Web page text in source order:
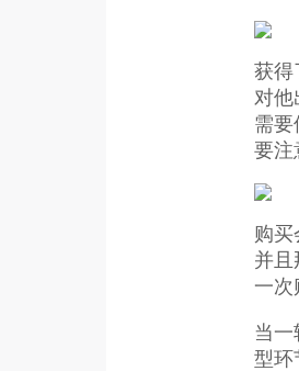
获得
对他
需要
要注
购买
并且
一次
当一
型环